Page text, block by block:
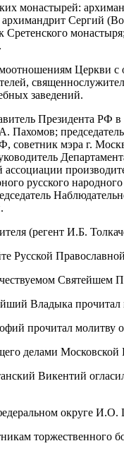
монастырей:
Сергий
заведений.
Президента
Пахомов;
мэра г.
русского
(регент И.Б.
Русской
Святейшем
Владыка прочитал
прочитал
делами
Викентий
округе И.О.
торжественного